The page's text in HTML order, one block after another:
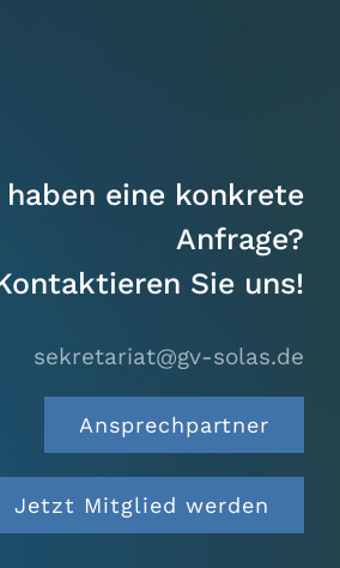
haben eine konkrete
Anfrage?
Sie uns!
sekretariat@gv-solas.de
Ansprechpartner
Jetzt Mitglied werden